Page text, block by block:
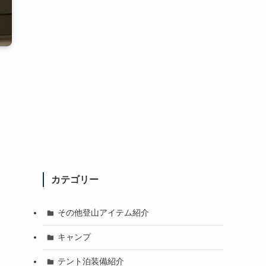
カテゴリー
その他登山アイテム紹介
キャンプ
テント泊装備紹介